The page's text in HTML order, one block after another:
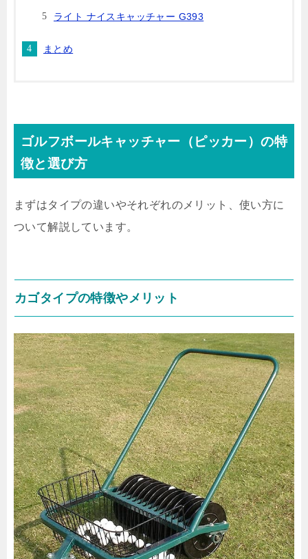
ライト ナイスキャッチャー G393
まとめ
ゴルフボールキャッチャー（ピッカー）の特
徴と選び方
まずはタイプの違いやそれぞれのメリット、使い方に
ついて解説しています。
カゴタイプの特徴やメリット